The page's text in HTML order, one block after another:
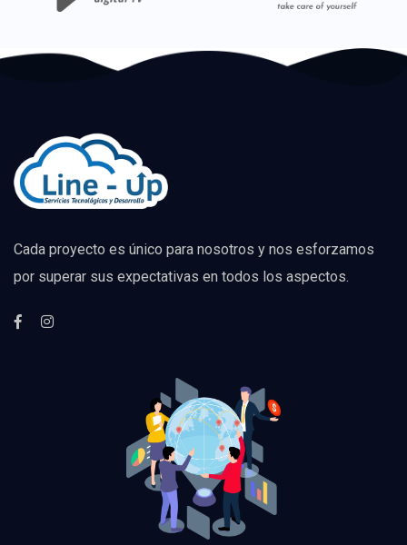
Cada proyecto es único para nosotros y nos esforzamos
por superar sus expectativas en todos los aspectos.